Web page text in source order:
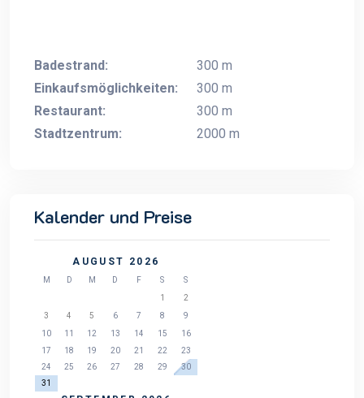
Badestrand:
300 m
Einkaufsmöglichkeiten:
300 m
Restaurant:
300 m
Stadtzentrum:
2000 m
Kalender und Preise
AUGUST 2026
M D M D F S
S
1
2
3
4 5 6 7 8
9
10
11 12 13 14 15
16
17
18 19 20 21 22
23
24
25 26 27 28 29
30
31